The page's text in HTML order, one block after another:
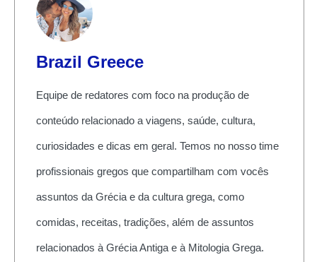
Brazil Greece
Equipe de redatores com foco na produção de
conteúdo relacionado a viagens, saúde, cultura,
curiosidades e dicas em geral. Temos no nosso time
profissionais gregos que compartilham com vocês
assuntos da Grécia e da cultura grega, como
comidas, receitas, tradições, além de assuntos
relacionados à Grécia Antiga e à Mitologia Grega.